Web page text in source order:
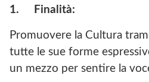
1. Finalità:
Promuovere la Cultura
tutte le sue forme
un mezzo per sentire la